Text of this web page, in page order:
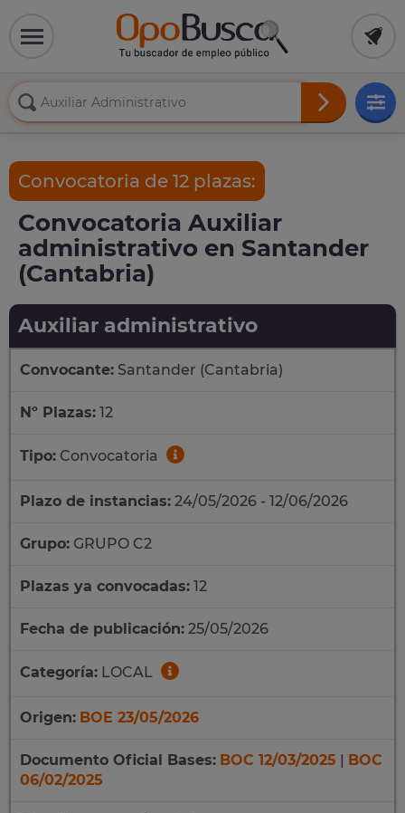
Convocatoria de 12 plazas:
Convocatoria Auxiliar
administrativo en Santander
(Cantabria)
Auxiliar administrativo
Convocante: Santander (Cantabria)
Nº Plazas: 12
Tipo: Convocatoria
Plazo de instancias: 24/05/2026 - 12/06/2026
Grupo: GRUPO C2
Plazas ya convocadas: 12
Fecha de publicación: 25/05/2026
Categoría: LOCAL
Origen: BOE 23/05/2026
Documento Oficial Bases: BOC 12/03/2025 | BOC
06/02/2025